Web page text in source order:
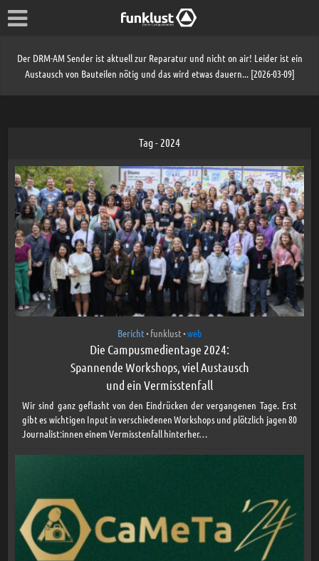
Der DRM-AM Sender ist aktuell zur Reparatur und nicht on air! Leider ist ein
Austausch von Bauteilen nötig und das wird etwas dauern... [2026-03-09]
Tag - 2024
Bericht• funklust•web
Die Campusmedientage 2024:
Spannende Workshops, viel Austausch
und ein Vermisstenfall
Wir sind ganz geflasht von den Eindrücken der vergangenen Tage. Erst
gibt es wichtigen Input in verschiedenen Workshops und plötzlich jagen 80
Journalist:innen einem Vermisstenfall hinterher…